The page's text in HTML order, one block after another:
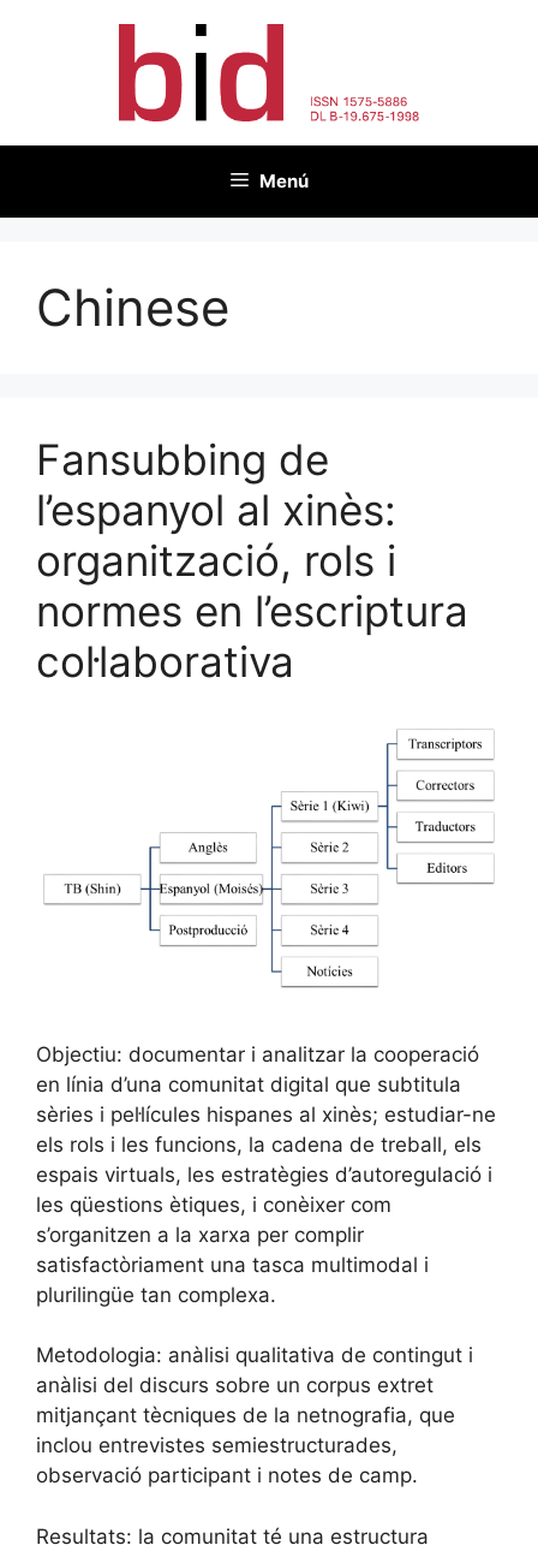
Menú
Chinese
Fansubbing de
l’espanyol al xinès:
organització, rols i
normes en l’escriptura
col·laborativa
Objectiu: documentar i analitzar la cooperació
en línia d’una comunitat digital que subtitula
sèries i pel·lícules hispanes al xinès; estudiar-ne
els rols i les funcions, la cadena de treball, els
espais virtuals, les estratègies d’autoregulació i
les qüestions ètiques, i conèixer com
s’organitzen a la xarxa per complir
satisfactòriament una tasca multimodal i
plurilingüe tan complexa.
Metodologia: anàlisi qualitativa de contingut i
anàlisi del discurs sobre un corpus extret
mitjançant tècniques de la netnografia, que
inclou entrevistes semiestructurades,
observació participant i notes de camp.
Resultats: la comunitat té una estructura